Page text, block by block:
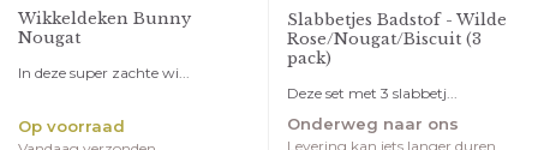
Wikkeldeken Bunny
Nougat
In deze super zachte wi...
Op voorraad
Slabbetjes Badstof - Wilde
Rose/Nougat/Biscuit (3
pack)
Deze set met 3 slabbetj...
Onderweg naar ons
Levering kan iets langer duren